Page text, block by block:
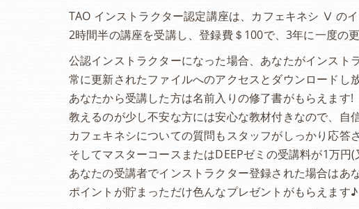
TAO インストラクター認定講座は、カフェキネシ Ⅴ の
2時間半の講座を受講し、登録費＄100で、3年に一度の
公認インストラクターになった場合、あなたがインスト
常に更新されたファイルへのアクセスとダウンロードし
​あなたから受講した方は名前入りの修了書がもらえます!
教えるのが少し不安な方には安心な教材付きなので、自
カフェキネシについての質問もスタッフがしっかり応答
そしてマスターコースまたはDEEPゼミの受講料が1万円
あなたの受講者でインストラクター登録された場合はあ
ポイントが貯まっただけ色んなプレゼントがもらえます♪